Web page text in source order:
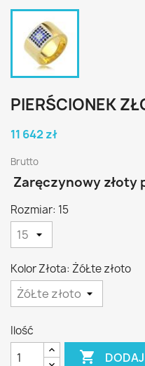
PIERŚCIONEK
11 642 zł
Brutto
Zaręczynowy złoty
Rozmiar: 15
Kolor Złota: ŻóŁte złoto
Ilość
